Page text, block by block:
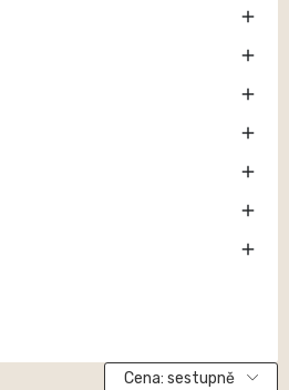







Cena: sestupně